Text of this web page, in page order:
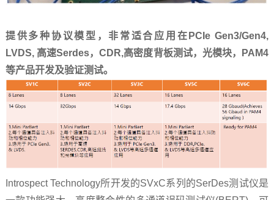
提供多种协议模型，非常适合应用在PCIe Gen3/Gen4,
LVDS, 高速Serdes，CDR,高密度背板测试，光模块，PAM4
等产品开发及验证测试。
Introspect Technology所开发的SVxC系列的SerDes测试仪是